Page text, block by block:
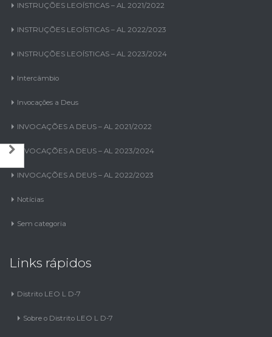
INSTRUÇÕES LEOÍSTICAS – AL 2021/2022
INSTRUÇÕES LEOÍSTICAS – AL 2022/2023
INSTRUÇÕES LEOÍSTICAS – AL 2023/2024
Intercâmbio
Invocações a Deus
INVOCAÇÕES A DEUS – AL 2021/2022
INVOCAÇÕES A DEUS – AL 2023/2024
INVOCAÇÕES A DEUS – AL 2022/2023
Notícias
Sem categoria
Links rápidos
Distrito LEO L D-7
Sobre o Distrito LEO L D-7